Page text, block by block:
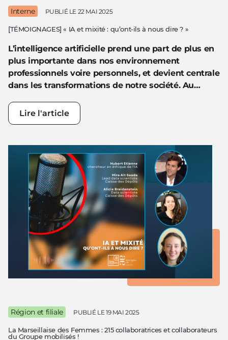
[TÉMOIGNAGES] « IA et mixité : qu’ont-ils à nous dire ? »
L’intelligence artificielle prend une part de plus en
plus importante dans nos environnement
professionnels voire personnels, et devient centrale
dans les transformations de notre société. Au…
Interne PUBLIÉ LE 22 MAI 2025
Lire l'article
La Marseillaise des Femmes : 215 collaboratrices et collaborateurs
du Groupe mobilisés !
Région et filiale PUBLIÉ LE19 MAI 2025